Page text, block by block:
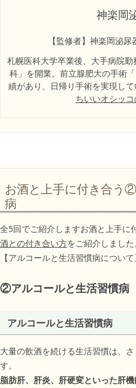
神楽岡
【監修者】神楽岡泌尿
札幌医科大学卒業後、大手病院
科」を開業。前立腺肥大の手術
績があり、日帰り手術を実現し
ちいいオシッ
お酒と上手に付き合う
病
全5回でご紹介しますお酒と上手に
酒との付き合い方をご紹介しまし
【アルコールと生活習慣病について
②アルコールと生活習慣病
アルコールと生活習慣病
大量の飲酒を続ける生活習慣は、
す。
脂肪肝、肝炎、肝硬変といった肝